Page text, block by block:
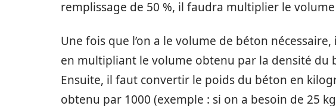
remplissage de 50 %, il faudra multiplier le
Une fois que l’on a le volume de béton
en multipliant le volume obtenu par la densité du
Ensuite, il faut convertir le poids du béton en
obtenu par 1000 (exemple : si on a besoin de 25